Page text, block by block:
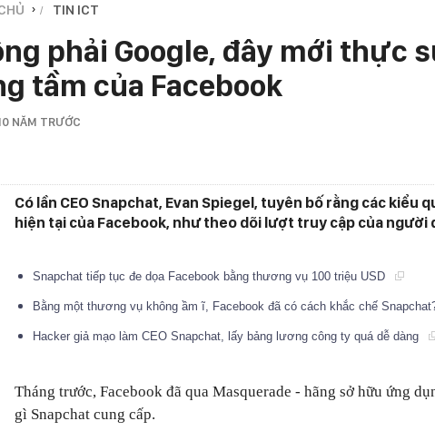
› TIN ICT
phải Google, đây mới thực
tầm của Facebook
NĂM TRƯỚC
Có lần CEO Snapchat, Evan Spiegel, tuyên bố rằng các kiểu
hiện tại của Facebook, như theo dõi lượt truy cập của người
Snapchat tiếp tục đe dọa Facebook bằng thương vụ 100 triệu USD
Bằng một thương vụ không ầm ĩ, Facebook đã có cách khắc chế
Hacker giả mạo làm CEO Snapchat, lấy bảng lương công ty quá dễ dàng
Tháng trước, Facebook đã qua Masquerade - hãng sở hữu ứng
gì Snapchat cung cấp.